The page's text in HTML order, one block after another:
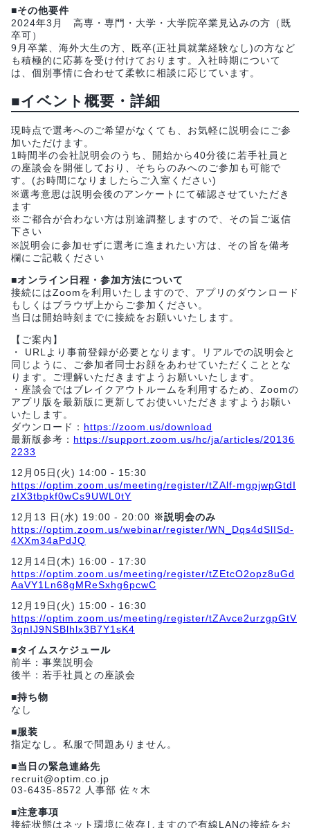
■その他要件
2024年3月 高専・専門・大学・大学院卒業見込みの方（既
卒可）
9月卒業、海外大生の方、既卒(正社員就業経験なし)の方など
も積極的に応募を受け付けております。入社時期について
は、個別事情に合わせて柔軟に相談に応じています。
■イベント概要・詳細
現時点で選考へのご希望がなくても、お気軽に説明会にご参
加いただけます。
1時間半の会社説明会のうち、開始から40分後に若手社員と
の座談会を開催しており、そちらのみへのご参加も可能で
す。(お時間になりましたらご入室ください)
※選考意思は説明会後のアンケートにて確認させていただき
ます
※ご都合が合わない方は別途調整しますので、その旨ご返信
下さい
※説明会に参加せずに選考に進まれたい方は、その旨を備考
欄にご記載ください
■オンライン日程・参加方法について
接続にはZoomを利用いたしますので、アプリのダウンロード
もしくはブラウザ上からご参加ください。
当日は開始時刻までに接続をお願いいたします。
【ご案内】
・ URLより事前登録が必要となります。リアルでの説明会と
同じように、ご参加者同士お顔をあわせていただくこととな
ります。ご理解いただきますようお願いいたします。
・座談会ではブレイクアウトルームを利用するため、Zoomの
アプリ版を最新版に更新してお使いいただきますようお願い
いたします。
ダウンロード： https://zoom.us/download
最新版参考： https://support.zoom.us/hc/ja/articles/20136
2233
12月05日(火) 14:00 - 15:30
https://optim.zoom.us/meeting/register/tZAlf-mgpjwpGtdI
zIX3tbpkf0wCs9UWL0tY
12月13 日(水) 19:00 - 20:00 ※説明会のみ
https://optim.zoom.us/webinar/register/WN_Dqs4dSlISd-
4XXm34aPdJQ
12月14日(木) 16:00 - 17:30
https://optim.zoom.us/meeting/register/tZEtcO2opz8uGd
AaVY1Ln68gMReSxhg6pcwC
12月19日(火) 15:00 - 16:30
https://optim.zoom.us/meeting/register/tZAvce2urzgpGtV
3qnIJ9NSBlhlx3B7Y1sK4
■タイムスケジュール
前半：事業説明会
後半：若手社員との座談会
■持ち物
なし
■服装
指定なし。私服で問題ありません。
■当日の緊急連絡先
recruit@optim.co.jp
03-6435-8572 人事部 佐々木
■注意事項
接続状態はネット環境に依存しますので有線LANの接続をお